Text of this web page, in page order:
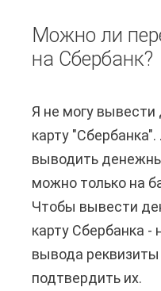
е
с
е
р
н
Ю
н
и
о
н
р
е
е
с
т
и
ф
о
р
м
Можно ли
на Сбербанк?
Я не могу вывести
карту
выводить
можно только на
Чтобы вывести
карту Сбербанка -
вывода реквизиты
подтвердить их.